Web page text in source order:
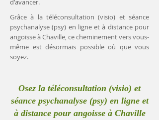
d'avancer.
Grâce à la téléconsultation (visio) et séance
psychanalyse (psy) en ligne et à distance pour
angoisse à Chaville, ce cheminement vers vous-
même est désormais possible où que vous
soyez.
Osez la téléconsultation (visio) et
séance psychanalyse (psy) en ligne et
à distance pour angoisse à Chaville